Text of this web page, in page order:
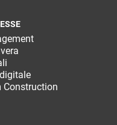
Construction